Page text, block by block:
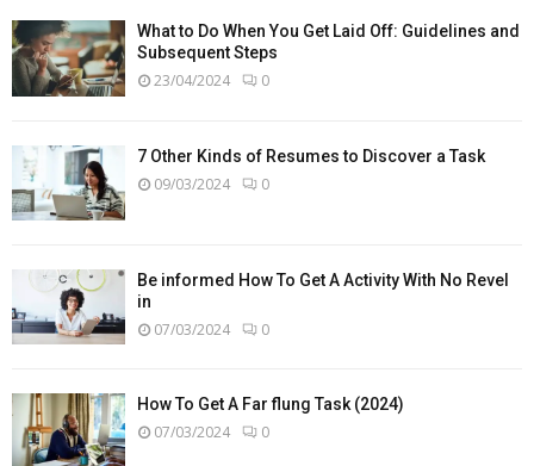
What to Do When You Get Laid Off: Guidelines and
Subsequent Steps
23/04/2024 0
7 Other Kinds of Resumes to Discover a Task
09/03/2024 0
Be informed How To Get A Activity With No Revel
in
07/03/2024 0
How To Get A Far flung Task (2024)
07/03/2024 0